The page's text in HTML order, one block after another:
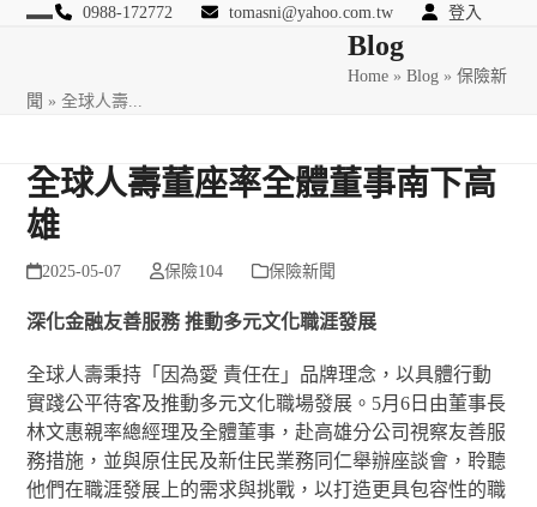
Skip
0988-172772 tomasni@yahoo.com.tw 登入
匯豐國際風險管理顧問Blog
Home »Blog »保險新
聞 »全球人壽...
全球人壽董座率全體董事南下高
雄
2025-05-07 保險104 保險新聞
深化金融友善服務 推動多元文化職涯發展
全球人壽秉持「因為愛 責任在」品牌理念，以具體行動
實踐公平待客及推動多元文化職場發展。5月6日由董事長
林文惠親率總經理及全體董事，赴高雄分公司視察友善服
務措施，並與原住民及新住民業務同仁舉辦座談會，聆聽
他們在職涯發展上的需求與挑戰，以打造更具包容性的職